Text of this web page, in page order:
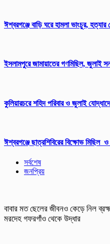
ঈশ্বরগঞ্জে বাড়ি ঘরে হামলা ভাংচুর,
ইসলামপুরে জামায়াতের গণমিছিল, জুলাই
কুলিয়ারচরে শহিদ পরিবার ও জুলাই
ঈশ্বরগঞ্জে ছাত্রশিবিরের বিক্ষোভ মিছিল
সর্বশেষ
জনপ্রিয়
বাবার মত ছেলের জীবনও কেড়ে নিল
মরদেহ গফরগাঁও থেকে উদ্ধার